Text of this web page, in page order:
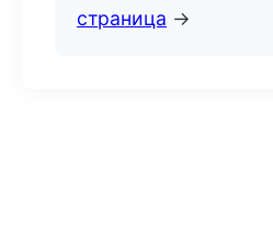
страница →